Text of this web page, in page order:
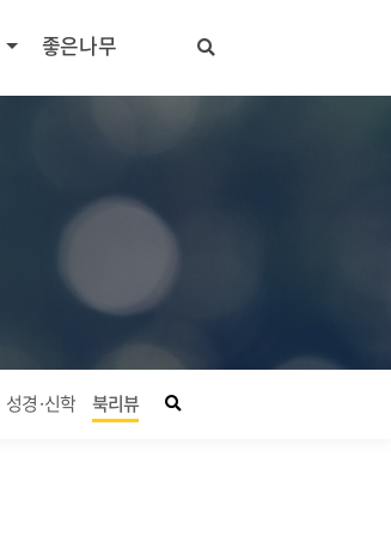
좋은나무
성경·신학 북리뷰 좋은나무 검색창 열기